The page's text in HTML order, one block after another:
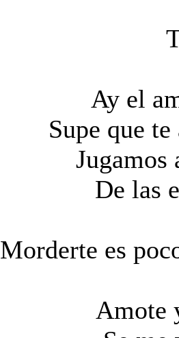
Ay el
Supe que
De las
Morderte es
Amote